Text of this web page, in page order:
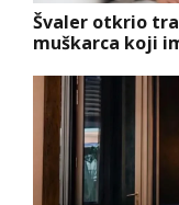
Švaler otkrio
muškarca koji